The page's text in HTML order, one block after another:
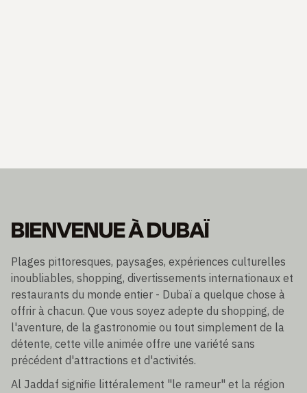
BIENVENUE À DUBAÏ
Plages pittoresques, paysages, expériences culturelles
inoubliables, shopping, divertissements internationaux et
restaurants du monde entier - Dubaï a quelque chose à
offrir à chacun. Que vous soyez adepte du shopping, de
l'aventure, de la gastronomie ou tout simplement de la
détente, cette ville animée offre une variété sans
précédent d'attractions et d'activités.
Al Jaddaf signifie littéralement "le rameur" et la région